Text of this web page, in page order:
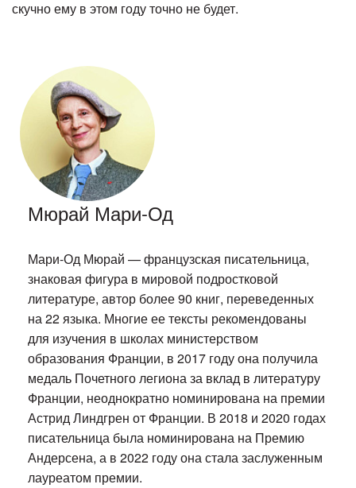
скучно ему в этом году точно не будет.
Мюрай Мари-Од
Мари-Од Мюрай — французская писательница,
знаковая фигура в мировой подростковой
литературе, автор более 90 книг, переведенных
на 22 языка. Многие ее тексты рекомендованы
для изучения в школах министерством
образования Франции, в 2017 году она получила
медаль Почетного легиона за вклад в литературу
Франции, неоднократно номинирована на премии
Астрид Линдгрен от Франции. В 2018 и 2020 годах
писательница была номинирована на Премию
Андерсена, а в 2022 году она стала заслуженным
лауреатом премии.